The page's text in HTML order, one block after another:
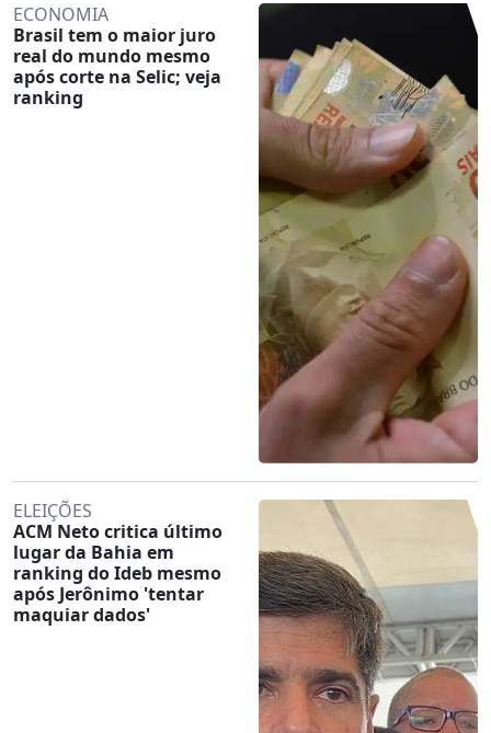
ECONOMIA
Brasil tem o maior juro
real do mundo mesmo
após corte na Selic; veja
ranking
ELEIÇÕES
ACM Neto critica último
lugar da Bahia em
ranking do Ideb mesmo
após Jerônimo 'tentar
maquiar dados'